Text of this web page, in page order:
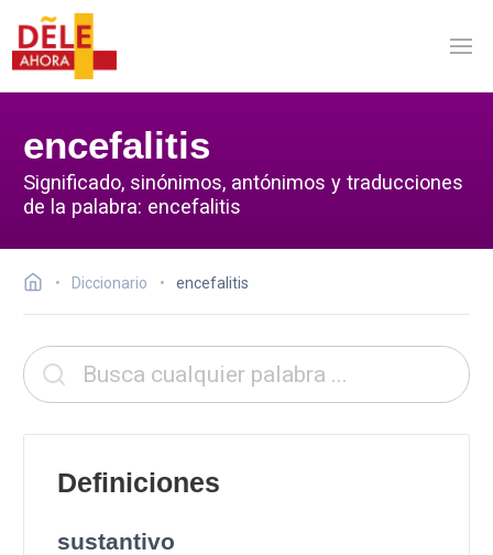
encefalitis
Significado, sinónimos, antónimos y traducciones
de la palabra: encefalitis
Diccionario encefalitis
Definiciones
sustantivo